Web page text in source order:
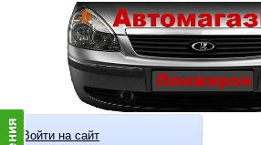
Войти на сайт